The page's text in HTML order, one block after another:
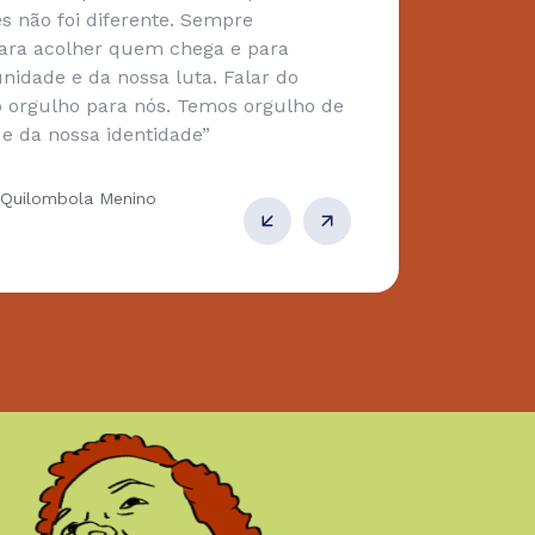
não foi diferente. Sempre
acolher quem chega e para
e da nossa luta. Falar do
para nós. Temos orgulho de
da nossa identidade”
Menino